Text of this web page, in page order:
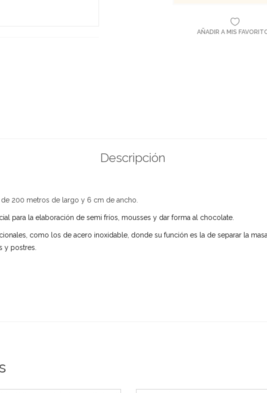
AÑADIR A MIS
Descripción
200 metros de largo y 6 cm de ancho.
para la elaboración de semi fríos, mousses y dar forma al chocolate.
como los de acero inoxidable, donde su función es la de separar la
y postres.